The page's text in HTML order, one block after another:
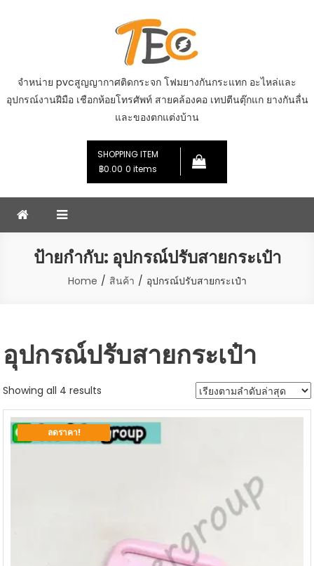
จำหน่าย pvcสูญญากาศติดกระจก โฟมยางกันกระแทก อะไหล่และ
อุปกรณ์งานฝีมือ เชือกห้อยโทรศัพท์ สายคล้องคอ เทปตีนตุ๊กแก ยางกันลื่น
และของตกแต่งบ้าน
SHOPPING ITEM
฿0.00 0 items
ป้ายกำกับ: อุปกรณ์ปรับสายกระเป๋า
Home สินค้า อุปกรณ์ปรับสายกระเป๋า
อุปกรณ์ปรับสายกระเป๋า
Showing all 4 results
by
latest
ลดราคา!